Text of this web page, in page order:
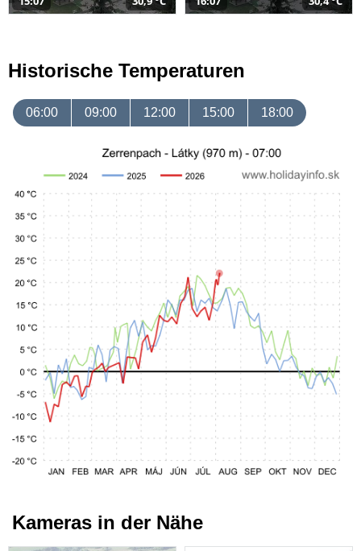
Historische Temperaturen
06:00 09:00 12:00 15:00 18:00
Kameras in der Nähe